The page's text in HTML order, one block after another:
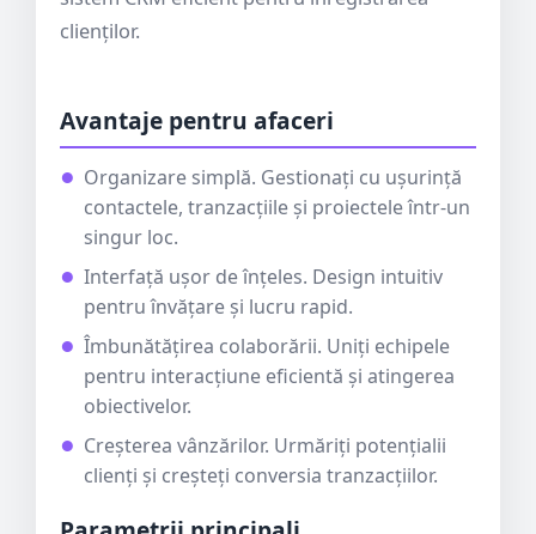
clienților.
Avantaje pentru afaceri
Organizare simplă. Gestionați cu ușurință
contactele, tranzacțiile și proiectele într-un
singur loc.
Interfață ușor de înțeles. Design intuitiv
pentru învățare și lucru rapid.
Îmbunătățirea colaborării. Uniți echipele
pentru interacțiune eficientă și atingerea
obiectivelor.
Creșterea vânzărilor. Urmăriți potențialii
clienți și creșteți conversia tranzacțiilor.